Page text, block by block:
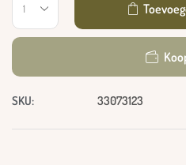
SKU: 33073123